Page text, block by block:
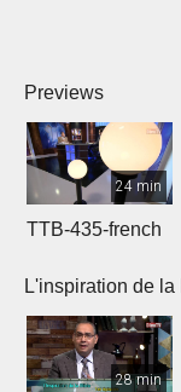
Previews
24 min
TTB-435-french
L'inspiration de la
28 min